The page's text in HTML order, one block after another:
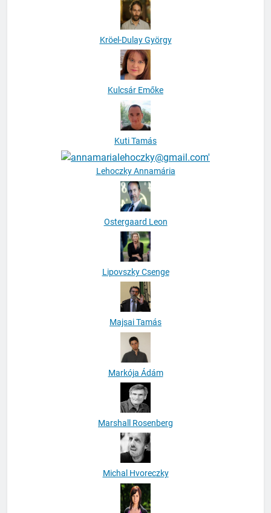
Kröel-Dulay György
Kulcsár Emőke
Kuti Tamás
Lehoczky Annamária
Ostergaard Leon
Lipovszky Csenge
Majsai Tamás
Markója Ádám
Marshall Rosenberg
Michal Hvoreczky